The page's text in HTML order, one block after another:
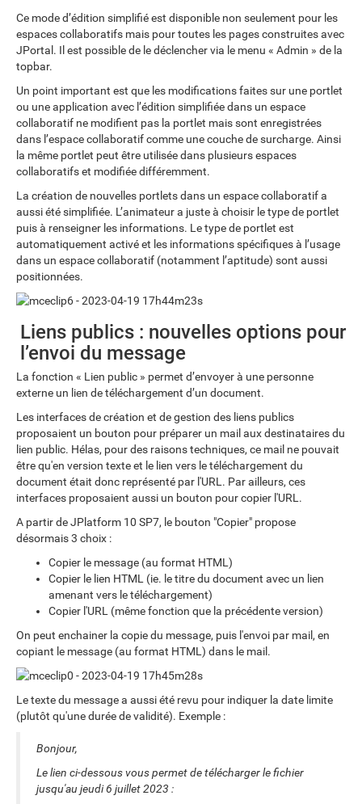
Ce mode d’édition simplifié est disponible non seulement pour les
espaces collaboratifs mais pour toutes les pages construites avec
JPortal. Il est possible de le déclencher via le menu « Admin » de la
topbar.
Un point important est que les modifications faites sur une portlet
ou une application avec l’édition simplifiée dans un espace
collaboratif ne modifient pas la portlet mais sont enregistrées
dans l’espace collaboratif comme une couche de surcharge. Ainsi
la même portlet peut être utilisée dans plusieurs espaces
collaboratifs et modifiée différemment.
La création de nouvelles portlets dans un espace collaboratif a
aussi été simplifiée. L’animateur a juste à choisir le type de portlet
puis à renseigner les informations. Le type de portlet est
automatiquement activé et les informations spécifiques à l’usage
dans un espace collaboratif (notamment l’aptitude) sont aussi
positionnées.
Liens publics : nouvelles options pour
l’envoi du message
La fonction « Lien public » permet d’envoyer à une personne
externe un lien de téléchargement d’un document.
Les interfaces de création et de gestion des liens publics
proposaient un bouton pour préparer un mail aux destinataires du
lien public. Hélas, pour des raisons techniques, ce mail ne pouvait
être qu'en version texte et le lien vers le téléchargement du
document était donc représenté par l'URL. Par ailleurs, ces
interfaces proposaient aussi un bouton pour copier l'URL.
A partir de JPlatform 10 SP7, le bouton "Copier" propose
désormais 3 choix :
Copier le message (au format HTML)
Copier le lien HTML (ie. le titre du document avec un lien
amenant vers le téléchargement)
Copier l'URL (même fonction que la précédente version)
On peut enchainer la copie du message, puis l'envoi par mail, en
copiant le message (au format HTML) dans le mail.
Le texte du message a aussi été revu pour indiquer la date limite
(plutôt qu'une durée de validité). Exemple :
Bonjour,
Le lien ci-dessous vous permet de télécharger le fichier
jusqu'au jeudi 6 juillet 2023 :